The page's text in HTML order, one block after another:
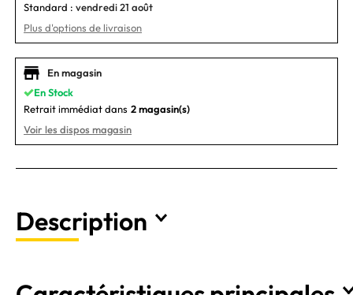
Standard : vendredi 21 août
Plus d'options de livraison
En magasin
En Stock
Retrait immédiat dans 2 magasin(s)
Voir les dispos magasin
Description